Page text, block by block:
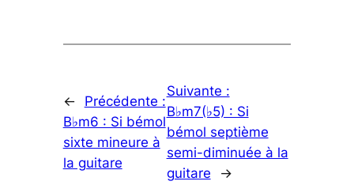
←
Précédente :
B♭m6 : Si bémol
sixte mineure à
la guitare
Suivante :
B♭m7(♭5) : Si
bémol septième
semi-diminuée à la
guitare
→